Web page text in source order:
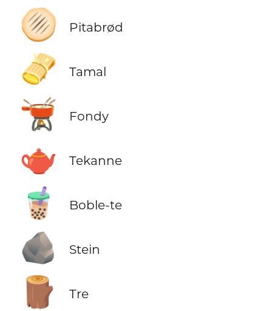
🫓 Pitabrød
🫔 Tamal
🫕 Fondy
🫖 Tekanne
🧋 Boble-te
🪨 Stein
🪵 Tre